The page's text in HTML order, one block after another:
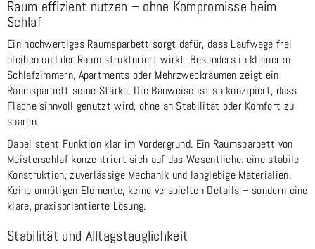
Raum effizient nutzen – ohne Kompromisse beim
Schlaf
Ein hochwertiges Raumsparbett sorgt dafür, dass Laufwege frei
bleiben und der Raum strukturiert wirkt. Besonders in kleineren
Schlafzimmern, Apartments oder Mehrzweckräumen zeigt ein
Raumsparbett seine Stärke. Die Bauweise ist so konzipiert, dass
Fläche sinnvoll genutzt wird, ohne an Stabilität oder Komfort zu
sparen.
Dabei steht Funktion klar im Vordergrund. Ein Raumsparbett von
Meisterschlaf konzentriert sich auf das Wesentliche: eine stabile
Konstruktion, zuverlässige Mechanik und langlebige Materialien.
Keine unnötigen Elemente, keine verspielten Details – sondern eine
klare, praxisorientierte Lösung.
Stabilität und Alltagstauglichkeit